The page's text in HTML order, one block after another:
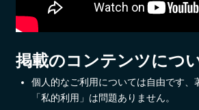
掲載のコンテンツにつ
個人的なご利用については自由です、
「私的利用」は問題ありません。